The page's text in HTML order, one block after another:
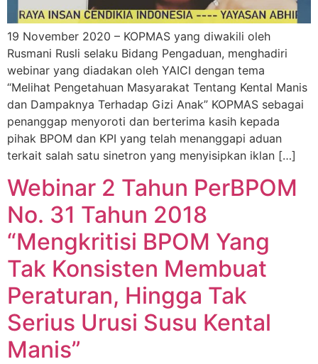
19 November 2020 – KOPMAS yang diwakili oleh
Rusmani Rusli selaku Bidang Pengaduan, menghadiri
webinar yang diadakan oleh YAICI dengan tema
“Melihat Pengetahuan Masyarakat Tentang Kental Manis
dan Dampaknya Terhadap Gizi Anak” KOPMAS sebagai
penanggap menyoroti dan berterima kasih kepada
pihak BPOM dan KPI yang telah menanggapi aduan
terkait salah satu sinetron yang menyisipkan iklan […]
Webinar 2 Tahun PerBPOM
No. 31 Tahun 2018
“Mengkritisi BPOM Yang
Tak Konsisten Membuat
Peraturan, Hingga Tak
Serius Urusi Susu Kental
Manis”